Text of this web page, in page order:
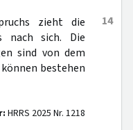
14
zieht die
nach sich. Die
sind von dem
bestehen
HRRS 2025 Nr. 1218